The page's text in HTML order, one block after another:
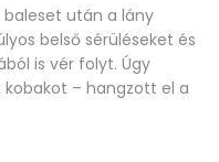
után a lány
belső sérüléseket és
is vér folyt. Úgy
– hangzott el a